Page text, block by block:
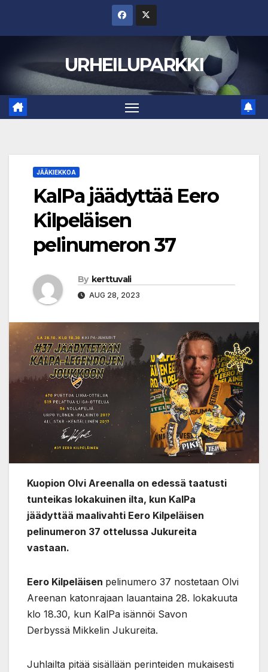
URHEILUPARKKI
JÄÄKIEKKOA
KalPa jäädyttää Eero
Kilpeläisen
pelinumeron 37
By kerttuvali
AUG 28, 2023
Kuopion Olvi Areenalla on edessä taatusti
tunteikas lokakuinen ilta, kun KalPa
jäädyttää maalivahti Eero Kilpeläisen
pelinumeron 37 ottelussa Jukureita
vastaan.
Eero Kilpeläisen pelinumero 37 nostetaan Olvi
Areenan katonrajaan lauantaina 28. lokakuuta
klo 18.30, kun KalPa isännöi Savon
Derbyssä Mikkelin Jukureita.
Juhlailta pitää sisällään perinteiden mukaisesti